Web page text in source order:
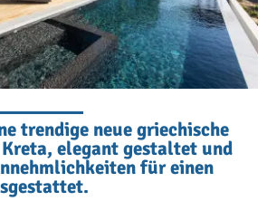
trendige neue griechische
elegant gestaltet und
für einen